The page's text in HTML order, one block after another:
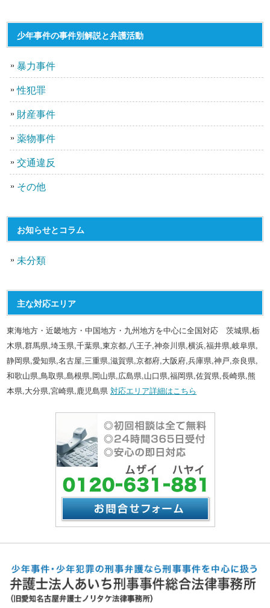
少年事件の事件別解説と弁護活動
暴力事件
性犯罪
財産事件
薬物事件
交通違反
その他
お知らせとコラム
未分類
主な対応エリア
東海地方・近畿地方・中国地方・九州地方を中心に全国対応 茨城県,栃
木県,群馬県,埼玉県,千葉県,東京都,八王子,神奈川県,横浜,福井県,岐阜県,
静岡県,愛知県,名古屋,三重県,滋賀県,京都府,大阪府,兵庫県,神戸,奈良県,
和歌山県,鳥取県,島根県,岡山県,広島県,山口県,福岡県,佐賀県,長崎県,熊
本県,大分県,宮崎県,鹿児島県対応エリア詳細はこちら